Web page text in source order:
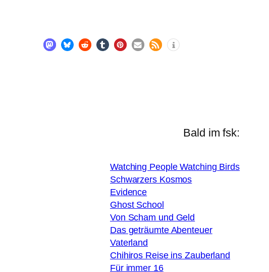
Bald im fsk:
Watching People Watching Birds
Schwarzers Kosmos
Evidence
Ghost School
Von Scham und Geld
Das geträumte Abenteuer
Vaterland
Chihiros Reise ins Zauberland
Für immer 16